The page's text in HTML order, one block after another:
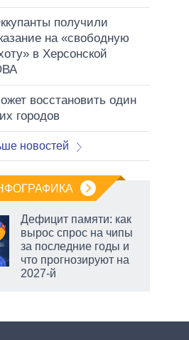
получили
на «свободную
в Херсонской
восстановить один
городов
новостей
Дефицит памяти: как
вырос спрос на чипы
за последние годы и
что прогнозируют на
2027-й